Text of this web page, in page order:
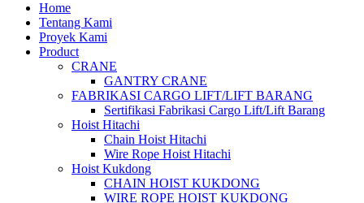
Home
Tentang Kami
Proyek Kami
Product
CRANE
GANTRY CRANE
FABRIKASI CARGO LIFT/LIFT BARANG
Sertifikasi Fabrikasi Cargo Lift/Lift Barang
Hoist Hitachi
Chain Hoist Hitachi
Wire Rope Hoist Hitachi
Hoist Kukdong
CHAIN HOIST KUKDONG
WIRE ROPE HOIST KUKDONG